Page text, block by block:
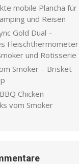
mobile Plancha für
und Reisen
Gold Dual –
Fleischthermometer
und Rotisserie
Smoker – Brisket
Chicken
vom Smoker